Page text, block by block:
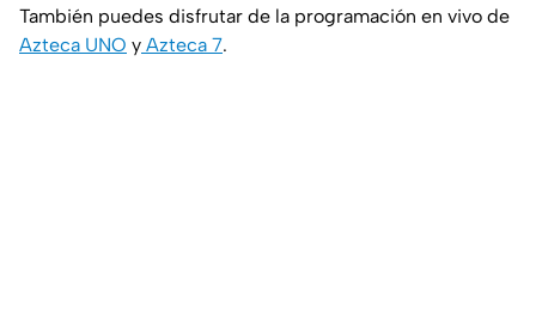
También puedes disfrutar de la programación en vivo de
Azteca UNO y Azteca 7.